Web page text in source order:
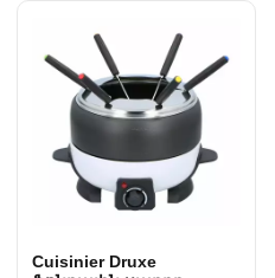
Cuisinier Druxe